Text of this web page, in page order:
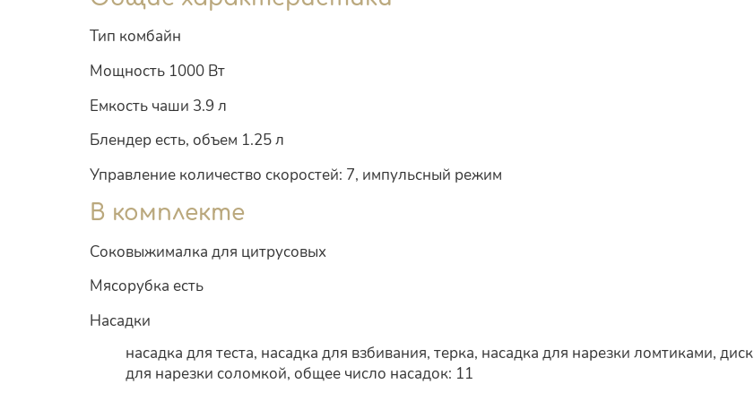
Тип комбайн
Мощность 1000 Вт
Емкость чаши 3.9 л
Блендер есть, объем 1.25 л
Управление количество скоростей: 7, импульсный режим
В комплекте
Соковыжималка для цитрусовых
Мясорубка есть
Насадки
насадка для теста, насадка для взбивания, терка, насадка для нарезки ломтиками, диск
для нарезки соломкой, общее число насадок: 11